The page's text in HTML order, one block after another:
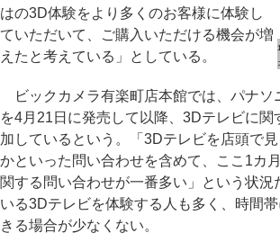
はの3D体験をより多くのお客様に体験し
ていただいて、ご購入いただける機会が増
えたと考えている」としている。
ビックカメラ有楽町店本館では、パナソ
を4月21日に発売して以降、3Dテレビに関
加しているという。「3Dテレビを店頭で
かといった問い合わせを含めて、ここ1カ
関する問い合わせが一番多い」という状況
いる3Dテレビを体験する人も多く、時間
きる場合が少なくない。